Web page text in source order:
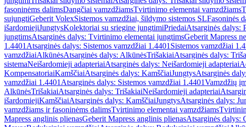
fasoninėms dalimsDangčiai vamzdžiamsTvirtinimo elementai vamzdžiams
sujungtiGeberit VolexSistemos vamzdžiai, šildymo sistemos SLFasoninės
išardomiejiJungtysKolektoriai su sriegine jungtimiPriedaiAtsarginės dalys:
jungtimsAtsarginės dalys: Tvirtinimo elementai jungtimsGeberit Mapress
1.4401 Atsarginės dalys: Sistemos vamzdžiai 1.4401 Sistemos vamzdžiai
vamzdžiaiAlkūnėsAtsarginės dalys: AlkūnėsTrišakiaiAtsarginės dalys:
sistemaNeišardomieji adapteriaiAtsarginės dalys: Neišardomieji adapteriai
KompensatoriaiKamščiaiAtsarginės dalys: KamščiaiJungtysAtsarginės
vamzdžiai 1.4401 Atsarginės dalys: Sistemos vamzdžiai 1.4401Vamzdžių
AlkūnėsTrišakiaiAtsarginės dalys: TrišakiaiNeišardomieji adapteriai
išardomiejiKamščiaiAtsarginės dalys: KamščiaiJungtysAtsarginės dalys:
vamzdžiams ir fasoninėms dalimsTvirtinimo elementai vamzdžiams
Mapress anglinis plienasGeberit Mapress anglinis plienasAtsarginės dalys: